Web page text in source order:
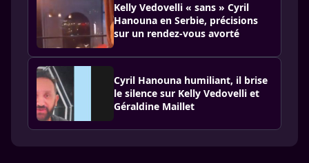
Kelly Vedovelli « sans » Cyril
Hanouna en Serbie, précisions
sur un rendez-vous avorté
Cyril Hanouna humiliant, il brise
le silence sur Kelly Vedovelli et
Géraldine Maillet